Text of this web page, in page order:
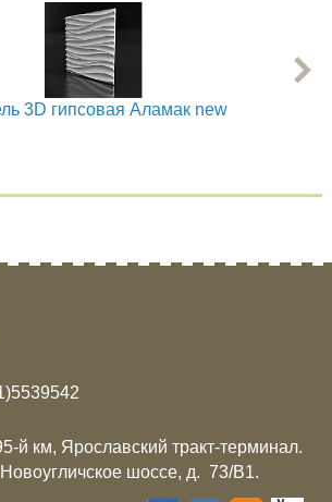
3D гипсовая Аламак new
й км, Ярославский тракт-терминал.
шоссе, д. 73/B1.